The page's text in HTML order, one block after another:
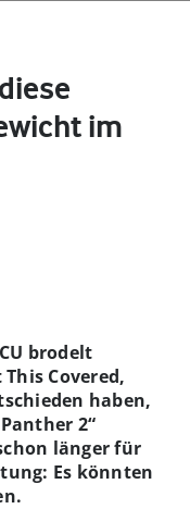
im
brodelt
Covered,
haben,
2“
länger für
Es könnten